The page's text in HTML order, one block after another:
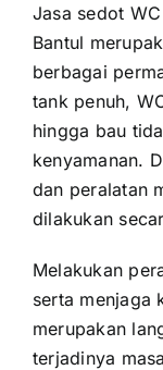
Jasa sedot
Bantul
berbagai
tank penuh,
hingga bau
kenyamanan.
dan peralatan
dilakukan
Melakukan
serta menjaga
merupakan
terjadinya